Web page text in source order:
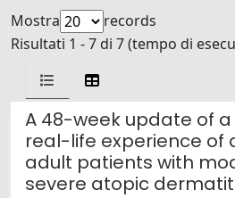
Mostra
records
Risultati 1 - 7 di 7 (tempo di
A 48-week update of
real-life experience of
adult patients with
severe atopic